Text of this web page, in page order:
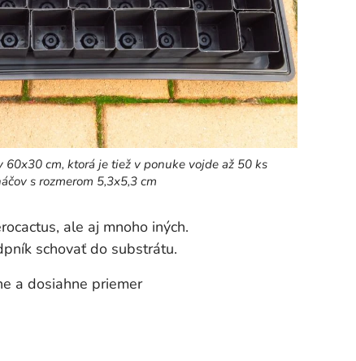
60x30 cm, ktorá je tiež v ponuke vojde až 50 ks
s rozmerom 5,3x5,3 cm
ale aj mnoho iných.
schovať do substrátu.
a dosiahne priemer